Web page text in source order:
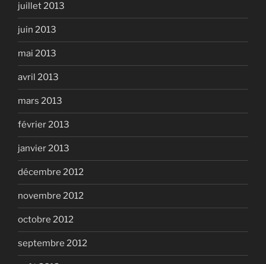
juillet 2013
juin 2013
mai 2013
avril 2013
mars 2013
février 2013
janvier 2013
décembre 2012
novembre 2012
octobre 2012
septembre 2012